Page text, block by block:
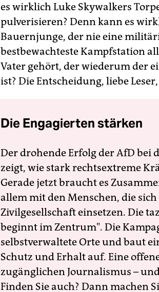
es wirklich Luke Skywalkers
pulverisieren? Denn kann es
Bauernjunge, der nie eine
bestbewachteste Kampfstation
Vater gehört, der wiederum der
ist? Die Entscheidung, liebe
Die Engagierten stärken
Der drohende Erfolg der AfD bei
zeigt, wie stark rechtsextreme
Gerade jetzt braucht es
allem mit den Menschen, die
Zivilgesellschaft einsetzen. Die
beginnt im Zentrum". Die
selbstverwaltete Orte und baut
Schutz und Erhalt auf. Eine
zugänglichen Journalismus –
Finden Sie auch? Dann machen